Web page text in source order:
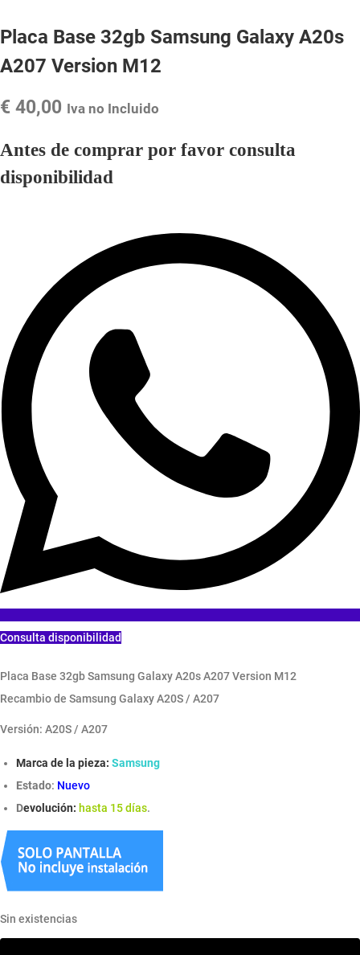
>
Placa Base 32gb Samsung Galaxy A20s
A207 Version M12
€ 40,00 Iva no Incluido
Antes de comprar por favor consulta
disponibilidad
Consulta disponibilidad
Placa Base 32gb Samsung Galaxy A20s A207 Version M12
Recambio de Samsung Galaxy A20S / A207
Versión: A20S / A207
Marca de la pieza: Samsung
Estado: Nuevo
Devolución: hasta 15 días.
Sin existencias